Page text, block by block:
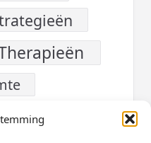
Voeding